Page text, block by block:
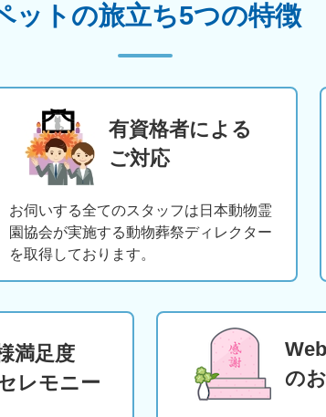
ットの旅立ち5つの特徴
有資格者による
ご対応
お伺いする全てのスタッフは日本動物霊
園協会が実施する動物葬祭ディレクター
を取得しております。
満足度
レモニー
の